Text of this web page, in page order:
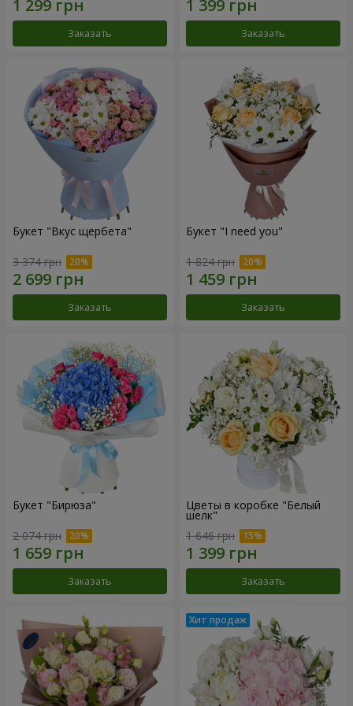
Заказать Заказать
Букет "Вкус щербета"
3 374 грн
Заказать
Букет "I need you"
1 824 грн
Заказать
Букет "Бирюза"
2 074 грн
Заказать
Цветы в коробке "Белый
шелк"
1 646 грн
Заказать